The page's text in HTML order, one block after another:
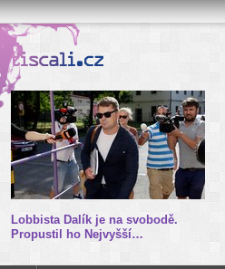
Lobbista Dalík je na svobodě.
Propustil ho Nejvyšší…